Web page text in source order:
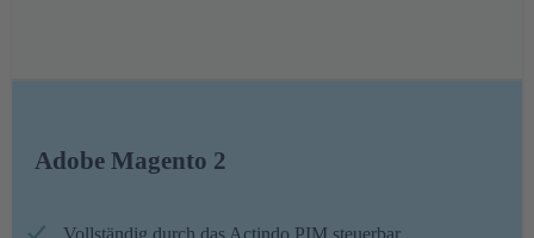
Adobe Magento 2
Vollständig durch das Actindo PIM steuerbar